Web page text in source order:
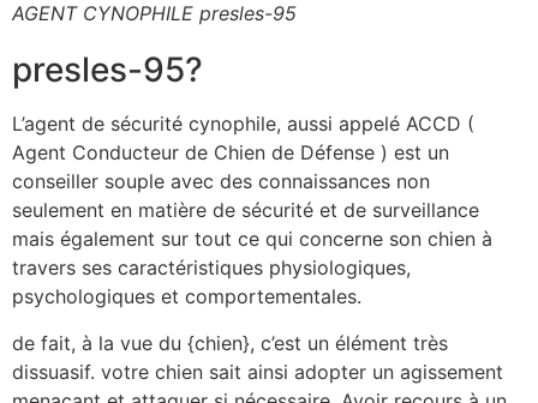
AGENT CYNOPHILE presles-95
presles-95?
L’agent de sécurité cynophile, aussi appelé ACCD (
Agent Conducteur de Chien de Défense ) est un
conseiller souple avec des connaissances non
seulement en matière de sécurité et de surveillance
mais également sur tout ce qui concerne son chien à
travers ses caractéristiques physiologiques,
psychologiques et comportementales.
de fait, à la vue du {chien}, c’est un élément très
dissuasif. votre chien sait ainsi adopter un agissement